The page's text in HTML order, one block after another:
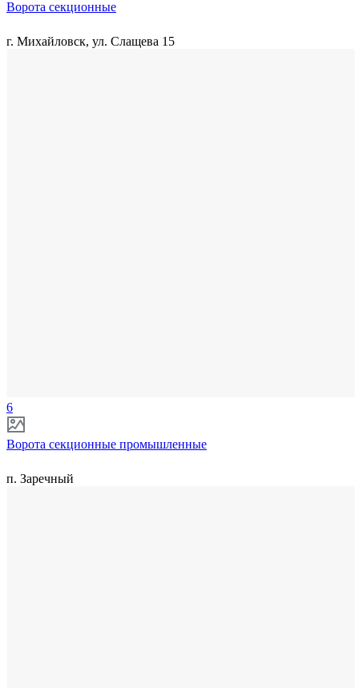
Ворота секционные
г. Михайловск, ул. Слащева 15
6
Ворота секционные промышленные
п. Заречный